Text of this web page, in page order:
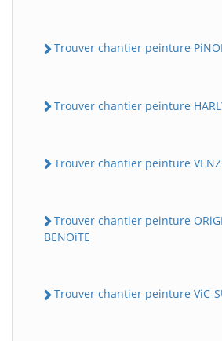
Trouver chantier peinture
Trouver chantier peinture
Trouver chantier peinture
Trouver chantier peinture
BENOiTE
Trouver chantier peinture ViC-